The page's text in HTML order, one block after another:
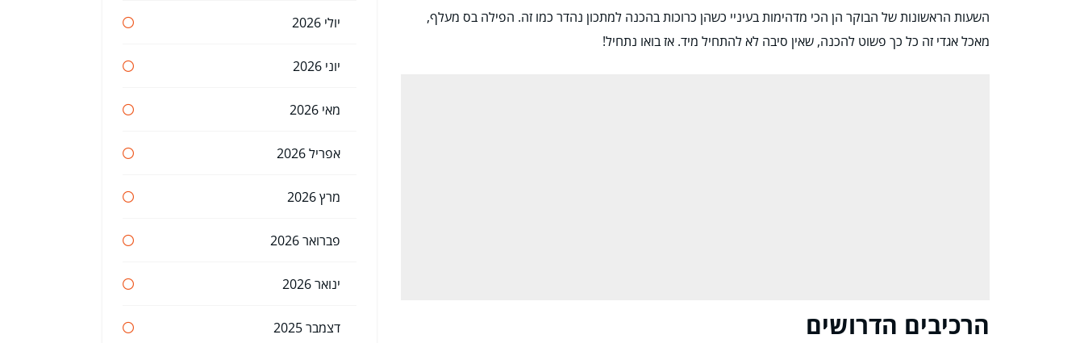
השעות הראשונות של הבוקר הן הכי מדהימות בעיניי כשהן כרוכות בהכנה למתכון נהדר כמו זה. הפילה בס מעלף,
מאכל אגדי זה כל כך פשוט להכנה, שאין סיבה לא להתחיל מיד. אז בואו נתחיל!
הרכיבים הדרושים
יולי 2026
יוני 2026
מאי 2026
אפריל 2026
מרץ 2026
פברואר 2026
ינואר 2026
דצמבר 2025